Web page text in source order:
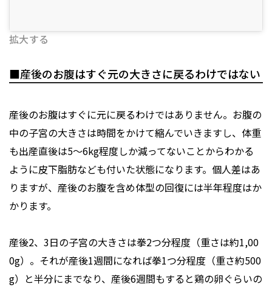
拡大する
■産後のお腹はすぐ元の大きさに戻るわけではない
産後のお腹はすぐに元に戻るわけではありません。お腹の
中の子宮の大きさは時間をかけて縮んでいきますし、体重
も出産直後は5～6kg程度しか減ってないことからわかる
ように皮下脂肪なども付いた状態になります。個人差はあ
りますが、産後のお腹を含め体型の回復には半年程度はか
かります。
産後2、3日の子宮の大きさは拳2つ分程度（重さは約1,00
0g）。それが産後1週間になれば拳1つ分程度（重さ約500
g）と半分にまでなり、産後6週間もすると鶏の卵ぐらいの